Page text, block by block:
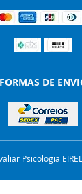
FORMAS DE
Psicologia